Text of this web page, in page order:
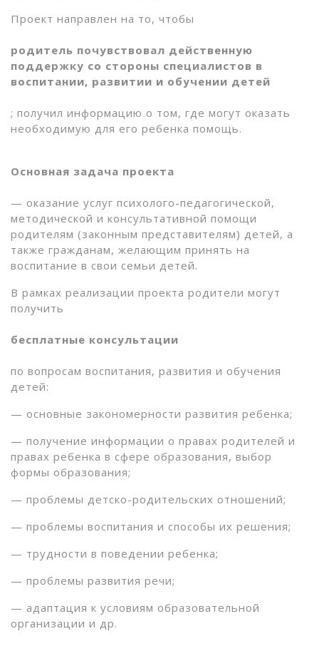
Проект направлен на то, чтобы
родитель почувствовал действенную
поддержку со стороны специалистов в
воспитании, развитии и обучении детей
; получил информацию о том, где могут оказать
необходимую для его ребенка помощь.
Основная задача проекта
— оказание услуг психолого-педагогической,
методической и консультативной помощи
родителям (законным представителям) детей, а
также гражданам, желающим принять на
воспитание в свои семьи детей.
В рамках реализации проекта родители могут
получить
бесплатные консультации
по вопросам воспитания, развития и обучения
детей:
— основные закономерности развития ребенка;
— получение информации о правах родителей и
правах ребенка в сфере образования, выбор
формы образования;
— проблемы детско-родительских отношений;
— проблемы воспитания и способы их решения;
— трудности в поведении ребенка;
— проблемы развития речи;
— адаптация к условиям образовательной
организации и др.